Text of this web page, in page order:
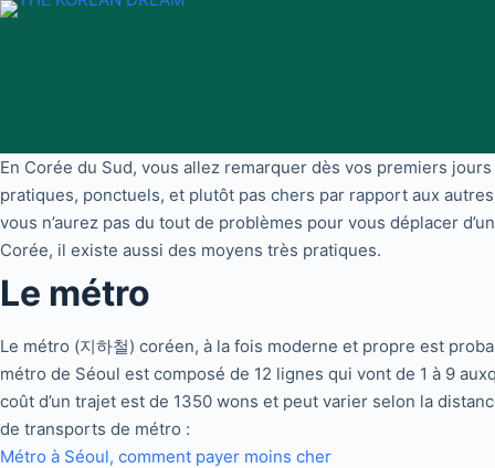
Passer
En Corée du Sud, vous allez remarquer dès vos premiers
pratiques, ponctuels, et plutôt pas chers par rapport aux
vous n’aurez pas du tout de problèmes pour vous déplacer
Corée, il existe aussi des moyens très pratiques.
Le métro
Le métro (지하철) coréen, à la fois moderne et propre est
métro de Séoul est composé de 12 lignes qui vont de 1 à 9
coût d’un trajet est de 1350 wons et peut varier selon la
de transports de métro :
Métro à Séoul, comment payer moins cher